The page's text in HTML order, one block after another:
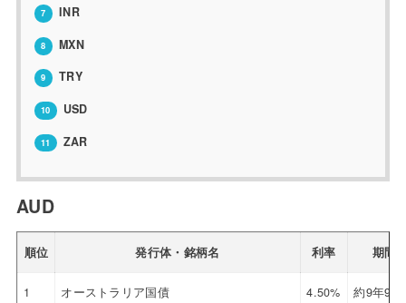
7 INR
8 MXN
9 TRY
10 USD
11 ZAR
AUD
順位 発行体・銘柄名 利率 期間
1 オーストラリア国債 4.50% 約9年9ヶ